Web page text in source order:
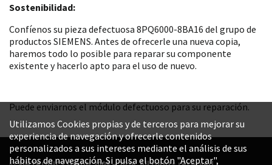
Sostenibilidad:
Confíenos su pieza defectuosa 8PQ6000-8BA16 del grupo de
productos SIEMENS. Antes de ofrecerle una nueva copia,
haremos todo lo posible para reparar su componente
existente y hacerlo apto para el uso de nuevo.
Puede enviarnos el módulo defectuoso para su reparación.
Utilizamos Cookies propias y de terceros para mejorar su
experiencia de navegación y ofrecerle contenidos
personalizados a sus intereses mediante el análisis de sus
hábitos de navegación. Si pulsa el botón "Aceptar",